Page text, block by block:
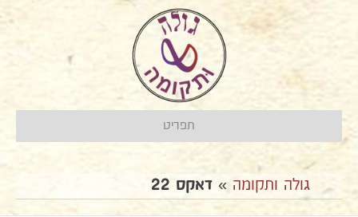
תפריט
גולה ותקומה » דאקס 22